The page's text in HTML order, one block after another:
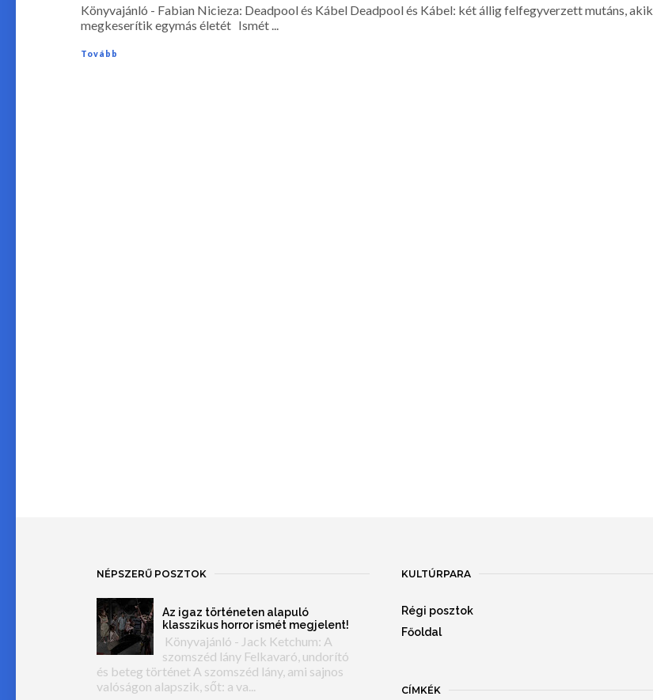
Könyvajánló - Fabian Nicieza: Deadpool és Kábel Deadpool és Kábel: két állig felfegyverzett mutáns, akik
megkeserítik egymás életét Ismét ...
Tovább
NÉPSZERŰ POSZTOK
Az igaz történeten alapuló
klasszikus horror ismét megjelent!
Könyvajánló - Jack Ketchum: A
szomszéd lány Felkavaró, undorító
és beteg történet A szomszéd lány, ami sajnos
valóságon alapszik, sőt: a va...
KULTÚRPARA
Régi posztok
Főoldal
CÍMKÉK